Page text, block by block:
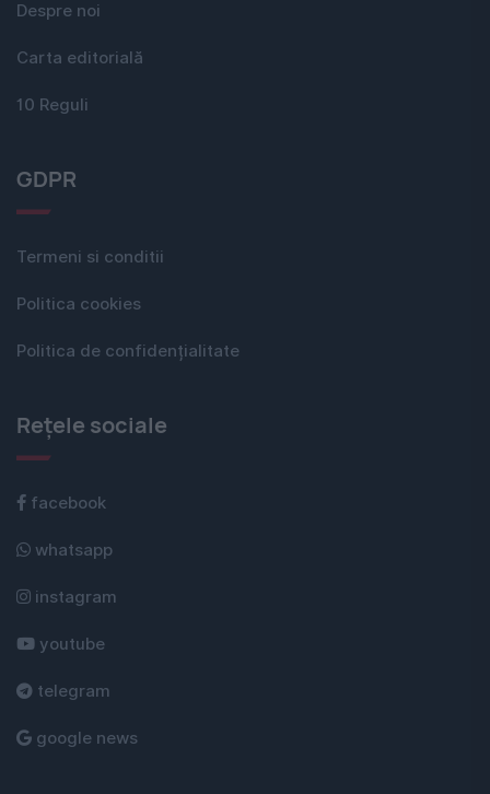
Despre noi
Carta editorială
10 Reguli
GDPR
Termeni si conditii
Politica cookies
Politica de confidențialitate
Rețele sociale
facebook
whatsapp
instagram
youtube
telegram
google news